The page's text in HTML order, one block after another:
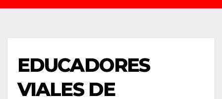
EDUCADORES
VIALES DE